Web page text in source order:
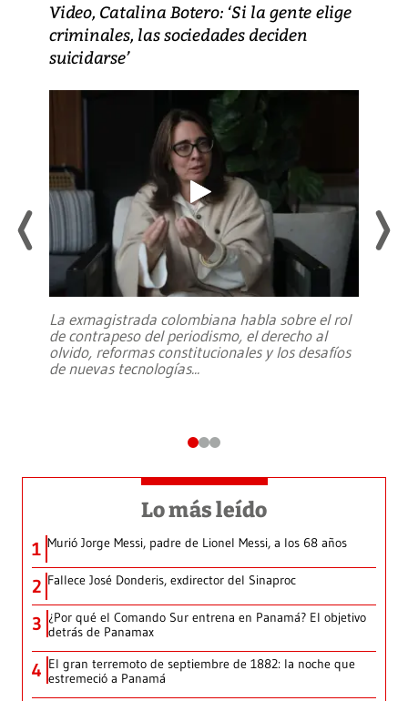
Video, Catalina Botero: ‘Si la gente elige
criminales, las sociedades deciden
suicidarse’
La exmagistrada colombiana habla sobre el rol
de contrapeso del periodismo, el derecho al
olvido, reformas constitucionales y los desafíos
de nuevas tecnologías...
Lo más leído
1 Murió Jorge Messi, padre de Lionel Messi, a los 68 años
2 Fallece José Donderis, exdirector del Sinaproc
3 ¿Por qué el Comando Sur entrena en Panamá? El objetivo
detrás de Panamax
4 El gran terremoto de septiembre de 1882: la noche que
estremeció a Panamá